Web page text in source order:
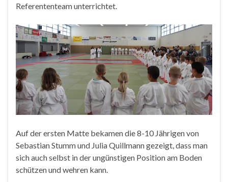
Referententeam unterrichtet.
Auf der ersten Matte bekamen die 8-10 Jährigen von
Sebastian Stumm und Julia Quillmann gezeigt, dass man
sich auch selbst in der ungünstigen Position am Boden
schützen und wehren kann.